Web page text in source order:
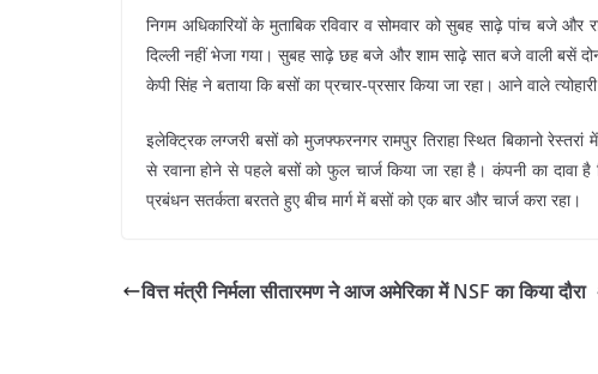
निगम अधिकारियों के मुताबिक रविवार व सोमवार को सुबह साढ़े पांच बजे
दिल्ली नहीं भेजा गया। सुबह साढ़े छह बजे और शाम साढ़े सात बजे वाली बसें
केपी सिंह ने बताया कि बसों का प्रचार-प्रसार किया जा रहा। आने वाले
इलेक्ट्रिक लग्जरी बसों को मुजफ्फरनगर रामपुर तिराहा स्थित बिकानो
से रवाना होने से पहले बसों को फुल चार्ज किया जा रहा है। कंपनी का
प्रबंधन सतर्कता बरतते हुए बीच मार्ग में बसों को एक बार और चार्ज करा रहा।
वित्त मंत्री निर्मला सीतारमण ने आज अमेरिका में NSF का किया दौरा